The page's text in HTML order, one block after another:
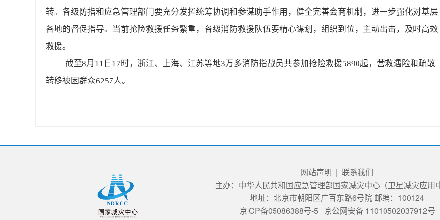
转。各级防指和应急管理部门要充分发挥统筹协调和参谋助手作用，健全完善会商机制，进一步强化对基层
各地的督促指导。当前抢险救援任务繁重，各级消防救援队伍要精心谋划，组织到位，主动出击，及时高效
救援。
截至8月11日17时，浙江、上海、江苏等地3万多消防指战员共参加抢险救援5890起，营救遇险和疏散
转移被困群众6257人。
网站声明 |联系我们
主办：中华人民共和国应急管理部国家减灾中心（卫星减灾应用
地址：北京市朝阳区广百东路6号院 邮编：100124
京ICP备05086388号-5
京公网安备 11010502037912号